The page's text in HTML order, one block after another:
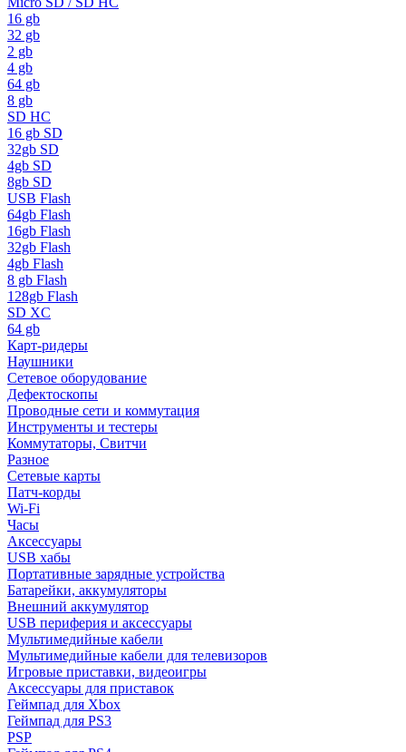
16 gb
32 gb
2 gb
4 gb
64 gb
8 gb
SD HC
16 gb SD
32gb SD
4gb SD
8gb SD
USB Flash
64gb Flash
16gb Flash
32gb Flash
4gb Flash
8 gb Flash
128gb Flash
SD XC
64 gb
Карт-ридеры
Наушники
Сетевое оборудование
Дефектоскопы
Проводные сети и коммутация
Инструменты и тестеры
Коммутаторы, Свитчи
Разное
Сетевые карты
Патч-корды
Wi-Fi
Часы
Аксессуары
USB хабы
Портативные зарядные устройства
Батарейки, аккумуляторы
Внешний аккумулятор
USB периферия и аксессуары
Мультимедийные кабели
Мультимедийные кабели для телевизоров
Игровые приставки, видеоигры
Аксессуары для приставок
Геймпад для Xbox
Геймпад для PS3
PSP